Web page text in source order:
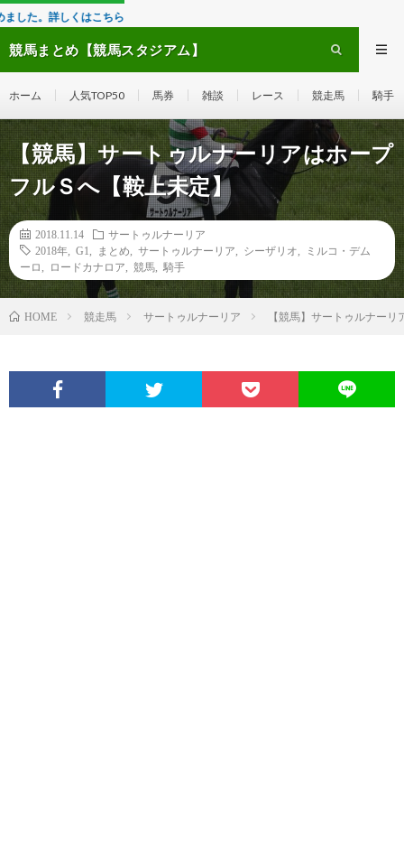
こちら
競馬まとめ【競馬スタジアム】
ホーム 人気TOP50 馬券 雑談 レース 競走馬 騎手
【競馬】サートゥルナーリアはホープ
フルＳへ【鞍上未定】
2018.11.14
サートゥルナーリア
2018年
G1 まとめ サートゥルナーリア シーザリオ
ミルコ・デム
ーロ
ロードカナロア 競馬 騎手
HOME 競走馬 サートゥルナーリア 【競馬】サートゥルナー